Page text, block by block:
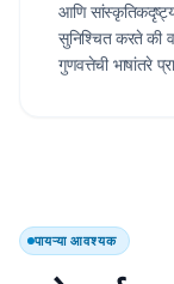
आणि
सुनिश्चित करते की
गुणवत्तेची भाषांतरे
पायऱ्या आवश्यक